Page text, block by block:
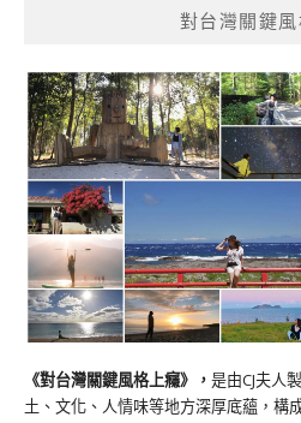
對台灣關鍵
《對台灣關鍵風格上癮》 ， 是由CJ夫人
土、文化、人情味等地方深厚底蘊，構